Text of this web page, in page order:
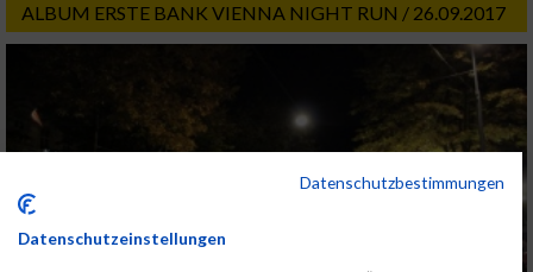
ALBUM ERSTE BANK VIENNA NIGHT RUN / 26.09.2017
Datenschutzbestimmungen
Datenschutzeinstellungen